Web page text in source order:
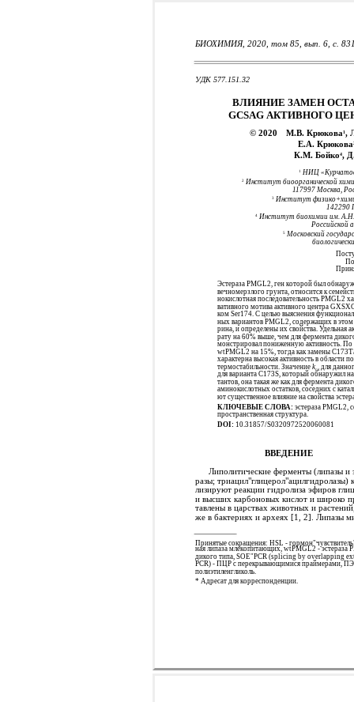
БИОХИМИЯ, 2020, том 85, вып. 6, с.
УДК 577.151.32
ВЛИЯНИЕ ЗАМЕН
GCSAG АКТИВНОГО
© 2020 М.В. Крюкова1,
Е.А. Крюкова
К.М. Бойко4,
1 НИЦ
2 Институт биоорганической
117997 Москва,
3Институт
142290
4Институт биохимии им. А.Н.
Российской
5Московский
Эстераза PMGL2, ген которой был
вечномерзлого грунта, относится к
нокислотная последовательность PMGL2
вативного мотива активного центра
ком Ser174. С целью выяснения
ных вариантов PMGL2, содержащих в этом
рина, и определены их свойства.
рату на 60% выше, чем для фермента
монстрировал пониженную активность.
wtPMGL2 на 15%, тогда как замены
характерна высокая активность в
термостабильности. Значениеkcat для
для варианта С173S, который обнаружил
тантов, она такая же как для фермента
аминокислотных остатков, соседних с
ют существенное влияние на свойства
КЛЮЧЕВЫЕ СЛОВА: эстераза PMGL2,
пространственная структура.
DOI: 10.31857/S0320972520060081
ВВЕДЕНИЕ
Липолитические ферменты (липазы и
разы; триацил"глицерол"ацилгидролазы)
лизируют реакции гидролиза эфиров
и высших карбоновых кислот и широко
тавлены в царствах животных и
же в бактериях и археях [1, 2]. Липазы
Принятые сокращения: HSL -
ная липаза млекопитающих, wtPMGL2 - эстераза
дикого типа, SOE"PCR (splicing by overlapping
PCR) - ПЦР с перекрывающимися праймерами,
полиэтиленгликоль.
* Адресат для корреспонденции.